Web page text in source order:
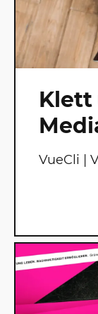
Klett
VueCli |